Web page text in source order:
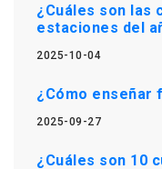
¿Cuáles son las
estaciones del
2025-10-04
¿Cómo enseñar
2025-09-27
¿Cuáles son 10